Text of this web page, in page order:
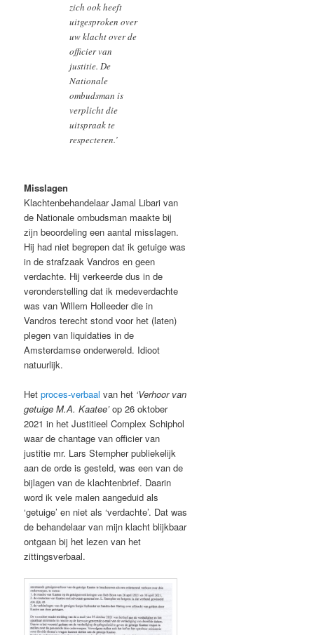
zich ook heeft
uitgesproken over
uw klacht over de
officier van
justitie. De
Nationale
ombudsman is
verplicht die
uitspraak te
respecteren.’
Misslagen
Klachtenbehandelaar Jamal Libari van
de Nationale ombudsman maakte bij
zijn beoordeling een aantal misslagen.
Hij had niet begrepen dat ik getuige was
in de strafzaak Vandros en geen
verdachte. Hij verkeerde dus in de
veronderstelling dat ik medeverdachte
was van Willem Holleeder die in
Vandros terecht stond voor het (laten)
plegen van liquidaties in de
Amsterdamse onderwereld. Idioot
natuurlijk.
Hetproces-verbaal van het ‘Verhoor van
getuige M.A. Kaatee’op 26 oktober
2021 in het Justitieel Complex Schiphol
waar de chantage van officier van
justitie mr. Lars Stempher publiekelijk
aan de orde is gesteld, was een van de
bijlagen van de klachtenbrief. Daarin
word ik vele malen aangeduid als
‘getuige’ en niet als ‘verdachte’. Dat was
de behandelaar van mijn klacht blijkbaar
ontgaan bij het lezen van het
zittingsverbaal.